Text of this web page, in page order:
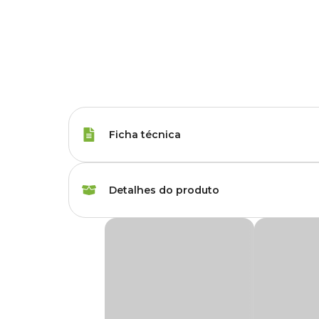
Ficha técnica
Peso da Ração 250 g, 500 g
Detalhes do produto